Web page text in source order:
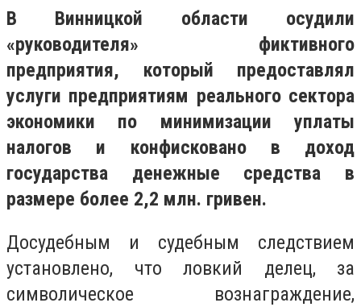
В Винницкой области осудили
«руководителя» фиктивного
предприятия, который предоставлял
услуги предприятиям реального сектора
экономики по минимизации уплаты
налогов и конфисковано в доход
государства денежные средства в
размере более 2,2 млн. гривен.
Досудебным и судебным следствием
установлено, что ловкий делец, за
символическое вознаграждение,